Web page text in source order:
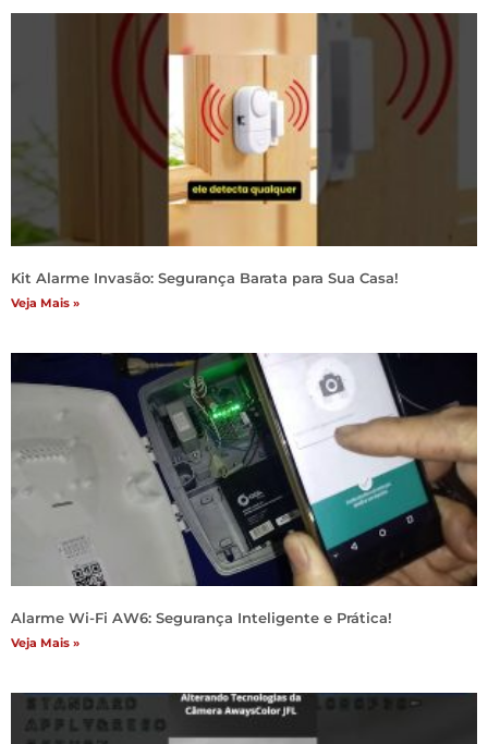
Kit Alarme Invasão: Segurança Barata para Sua Casa!
Veja Mais »
Alarme Wi-Fi AW6: Segurança Inteligente e Prática!
Veja Mais »